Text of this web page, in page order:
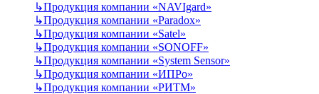
↳Продукция компании «NAVIgard»
↳Продукция компании «Paradox»
↳Продукция компании «Satel»
↳Продукция компании «SONOFF»
↳Продукция компании «System Sensor»
↳Продукция компании «ИПРо»
↳Продукция компании «РИТМ»